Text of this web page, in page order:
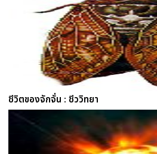
ชีวิตของจักจั่น : ชีววิทยา